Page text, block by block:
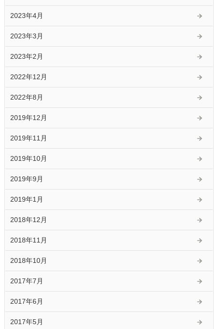
2023年4月
2023年3月
2023年2月
2022年12月
2022年8月
2019年12月
2019年11月
2019年10月
2019年9月
2019年1月
2018年12月
2018年11月
2018年10月
2017年7月
2017年6月
2017年5月